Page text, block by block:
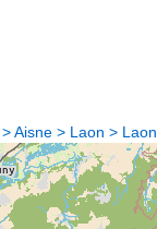
Aisne > Laon > Laon